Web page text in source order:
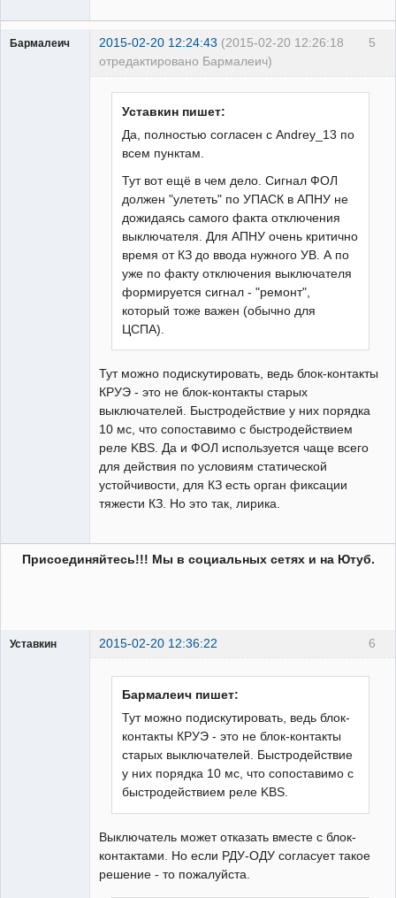
5
Бармалеич 2015-02-20 12:24:43 (2015-02-20 12:26:18
отредактировано Бармалеич)
Уставкин пишет:
Да, полностью согласен с Andrey_13 по
всем пунктам.
Тут вот ещё в чем дело. Сигнал ФОЛ
должен "улететь" по УПАСК в АПНУ не
дожидаясь самого факта отключения
выключателя. Для АПНУ очень критично
время от КЗ до ввода нужного УВ. А по
уже по факту отключения выключателя
формируется сигнал - "ремонт",
который тоже важен (обычно для
ЦСПА).
Тут можно подискутировать, ведь блок-контакты
КРУЭ - это не блок-контакты старых
выключателей. Быстродействие у них порядка
10 мс, что сопоставимо с быстродействием
реле KBS. Да и ФОЛ используется чаще всего
для действия по условиям статической
устойчивости, для КЗ есть орган фиксации
тяжести КЗ. Но это так, лирика.
Присоединяйтесь!!! Мы в социальных сетях и на Ютуб.
6
Уставкин 2015-02-20 12:36:22
Бармалеич пишет:
Тут можно подискутировать, ведь блок-
контакты КРУЭ - это не блок-контакты
старых выключателей. Быстродействие
у них порядка 10 мс, что сопоставимо с
быстродействием реле KBS.
Выключатель может отказать вместе с блок-
контактами. Но если РДУ-ОДУ согласует такое
решение - то пожалуйста.